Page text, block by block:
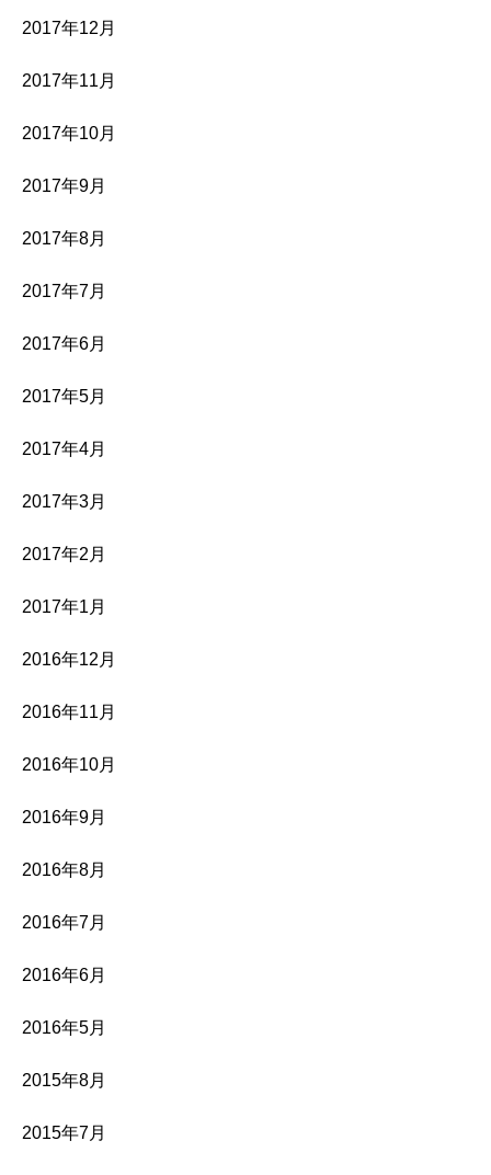
2017年12月
2017年11月
2017年10月
2017年9月
2017年8月
2017年7月
2017年6月
2017年5月
2017年4月
2017年3月
2017年2月
2017年1月
2016年12月
2016年11月
2016年10月
2016年9月
2016年8月
2016年7月
2016年6月
2016年5月
2015年8月
2015年7月